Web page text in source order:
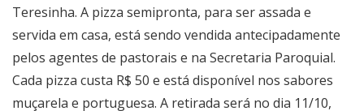
Teresinha. A pizza semipronta, para ser assada e
servida em casa, está sendo vendida antecipadamente
pelos agentes de pastorais e na Secretaria Paroquial.
Cada pizza custa R$ 50 e está disponível nos sabores
muçarela e portuguesa. A retirada será no dia 11/10,